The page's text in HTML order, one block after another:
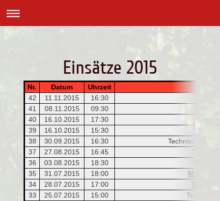
Einsätze 2015
Nr. Datum
Uhrzeit
42
11.11.2015 16:30
41
08.11.2015 09:30
40
16.10.2015 17:30
39
16.10.2015 15:30
38
30.09.2015 16:30
Technischer
37
27.08.2015 16:45
36
03.08.2015 18:30
35
31.07.2015 18:00
34
28.07.2015 17:00
33
25.07.2015 15:00